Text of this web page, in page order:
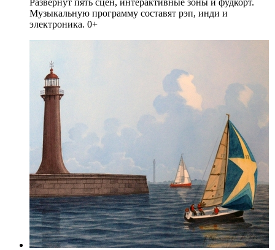
Развернут пять сцен, интерактивные зоны и фудкорт.
Музыкальную программу составят рэп, инди и
электроника. 0+